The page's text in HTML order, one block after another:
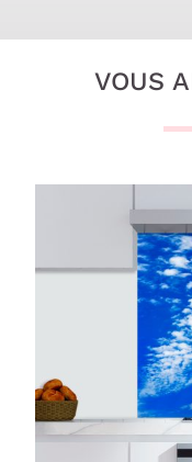
VOUS